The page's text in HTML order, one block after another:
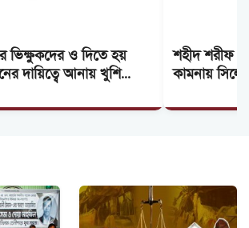
ইতালিতে আটকা পড়েছেন বাংলাদেশি...
বছরের কিশোরী ধর্ষণের অভিযোগ, ৬...
মাসে আটক প্রায় ৫১ হাজার...
বিশ্ববাজারে স্বর্ণের দামে...
ভিক্ষুকদের ও দিতে হয়
দায়িত্বে আনায় খুশি
শহীদ শরীফ
কামনায়